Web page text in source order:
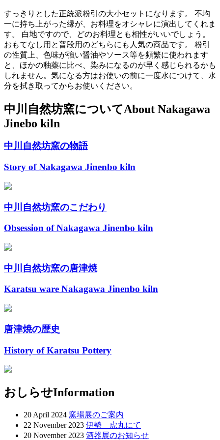
すっきりとした正統派粉引の大小セットになります。
不均
一に持ち上がった縁が、お料理をオシャレに演出してくれま
す。
白地ですので、どのお料理とも相性がいいでしょう。
おもてなし用と普段用のどちらにも人気の商品です。
粉引
の性質上、色味が強い醤油やソース等を頻繁に使われます
と、ほかの釉薬に比べ、染みになるのが早く感じられるかも
しれません。 気になる方はお使いの前に一度水につけて、水
分を拭き取ってからお使いください。
中川自然坊窯についてAbout Nakagawa
Jinebo kiln
中川自然坊窯の物語
Story of Nakagawa Jinenbo kiln
中川自然坊窯のこだわり
Obsession of Nakagawa Jinenbo kiln
中川自然坊窯の唐津焼
Karatsu ware Nakagawa Jinenbo kiln
唐津焼の歴史
History of Karatsu Pottery
おしらせInformation
20 April 2024 窯場展のご案内
22 November 2023 伊勢 虎丸にて
20 November 2023 酒器展のお知らせ